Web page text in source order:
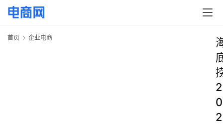
首页 企业电商
2
0
2